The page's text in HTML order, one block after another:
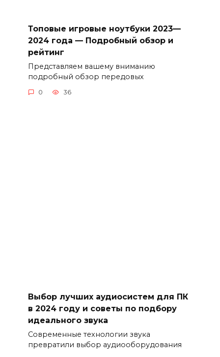
Топовые игровые ноутбуки 2023—
2024 года — Подробный обзор и
рейтинг
Представляем вашему вниманию
подробный обзор передовых
0 36
Выбор лучших аудиосистем для ПК
в 2024 году и советы по подбору
идеального звука
Современные технологии звука
превратили выбор аудиооборудования